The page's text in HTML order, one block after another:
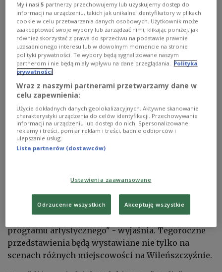
27 marca obchodzony jest Międzynarodowy Dzień Teatru.
shutterstock/
Fer Gregory.
W ramach festiwalu zaplanowano nie tylko
spektakle teatralne, ale też pokazy filmowe i
wystawy fotograficzne. Edward Kiejzik z Polskiego
Teatru "Studio" w Wilnie mówi Polskiemu Radiu, że
wsparcia "Wileńszczyzna-Ukrainie".
"Będzie to spektakl Teatru Playback "Vakhtery" z
Charkowa, który wykona fragment swojego
programu artystycznego" - wyjaśnia. Tegoroczne
przedstawienia będą wystawiane nie tylko na
scenach różnych miejscowości na Wileńszczyźnie.
My i nasi5 partnerzy przechowujemy lub uzyskujemy dostęp do
informacji na urządzeniu, takich jak unikalne identyfikatory w plikach
cookie w celu przetwarzania danych osobowych. Użytkownik może
zaakceptować swoje wybory lub zarządzać nimi, klikając poniżej, jak
również skorzystać z prawa do sprzeciwu na podstawie prawnie
uzasadnionego interesu lub w dowolnym momencie na stronie
polityki prywatności. Te wybory będą sygnalizowane naszym
partnerom i nie będą miały wpływu na dane przeglądania. Polityka
prywatności
Wraz z naszymi partnerami przetwarzamy dane w
celu zapewnienia:
Użycie dokładnych danych geolokalizacyjnych. Aktywne skanowanie
charakterystyki urządzenia do celów identyfikacji. Przechowywanie
informacji na urządzeniu lub dostęp do nich. Spersonalizowane
reklamy i treści, pomiar reklam i treści, badnie odbiorców i
ulepszanie usług.
Lista partnerów (dostawców)
Ustawienia zaawansowane
Odrzucenie wszystkich Akceptuję wszystkie